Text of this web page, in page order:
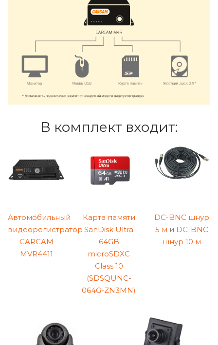
В комплект входит:
Автомобильный
видеорегистратор
CARCAM
MVR4411
Карта памяти
SanDisk Ultra
64GB
microSDXC
Class 10
(SDSQUNC-
064G-ZN3MN)
DC-BNC шнур
5 м и DC-BNC
шнур 10 м